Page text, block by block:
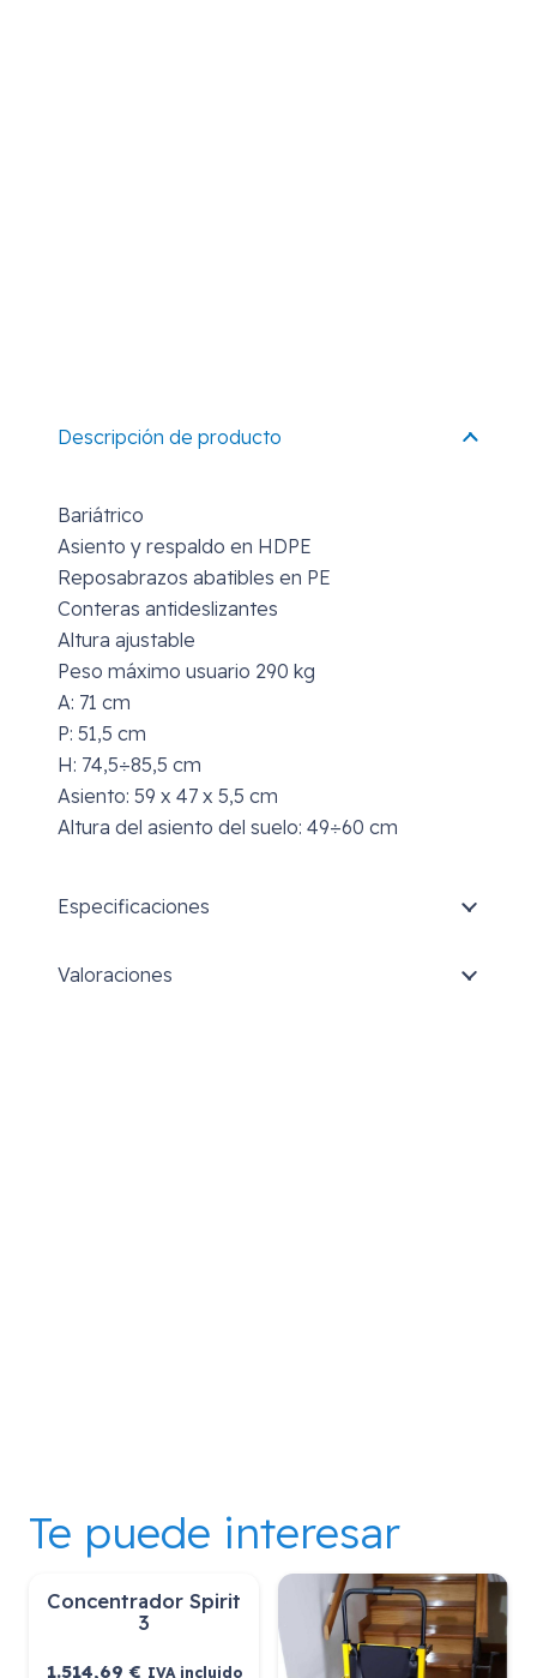
Descripción de producto
Bariátrico
Asiento y respaldo en HDPE
Reposabrazos abatibles en PE
Conteras antideslizantes
Altura ajustable
Peso máximo usuario 290 kg
A: 71 cm
P: 51,5 cm
H: 74,5÷85,5 cm
Asiento: 59 x 47 x 5,5 cm
Altura del asiento del suelo: 49÷60 cm
Especificaciones
Valoraciones
Te puede interesar
Gala
IVA incluido
Concentrador Spirit
1.514,69€ IVA incluido